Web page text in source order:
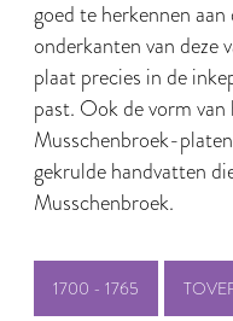
goed te herkennen
onderkanten van deze
plaat precies in de
past. Ook de vorm
Musschenbroek-
gekrulde handvatten
Musschenbroek.
1700 - 1765